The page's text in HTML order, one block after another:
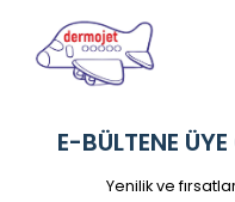
E-BÜLTENE
Yenilik ve